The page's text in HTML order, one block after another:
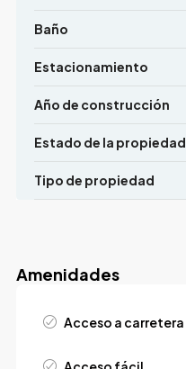
Baño
Estacionamiento
Año de construcción
Estado de la propiedad
Tipo de propiedad
Amenidades
Acceso a carretera